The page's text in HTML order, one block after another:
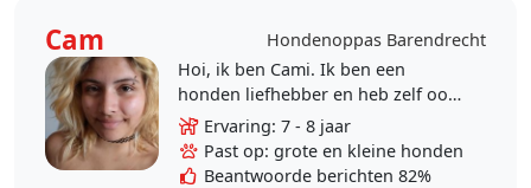
Cam
Hondenoppas Barendrecht
Hoi, ik ben Cami. Ik ben een
honden liefhebber en heb zelf ook
een hondje en laatst ook een kitten
genomen! Ik vind het heel gezellig
om met mijn..
Ervaring: 7 - 8 jaar
Past op: grote en kleine honden
Beantwoorde berichten 82%